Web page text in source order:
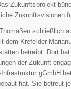
Zukunftsprojekt
Zukunftsvisionen
schließlich
dem Krefelder
betreibt. Dort
der Zukunft
gGmbH
hat. Sie betreut